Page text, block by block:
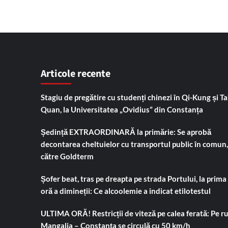
Articole recente
Stagiu de pregătire cu studenți chinezi în Qi-Kung și
Quan, la Universitatea „Ovidius” din Constanța
Ședință EXTRAORDINARĂ la primărie: Se aprobă
decontarea cheltuielor cu transportul public în comun,
către Goldterm
Șofer beat, tras pe dreapta pe strada Portului, la prima
oră a dimineții: Ce alcoolemie a indicat etilotestul
ULTIMA ORĂ! Restricții de viteză pe calea ferată: Pe
Mangalia – Constanța se circulă cu 50 km/h